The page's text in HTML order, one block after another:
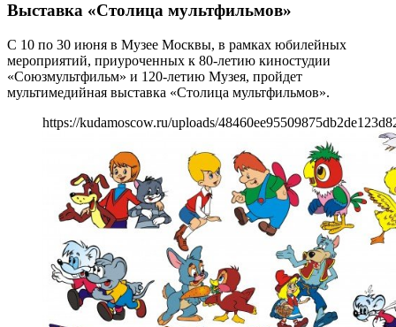
Выставка «Столица мультфильмов»
С 10 по 30 июня в Музее Москвы, в рамках юбилейных
мероприятий, приуроченных к 80-летию киностудии
«Союзмультфильм» и 120-летию Музея, пройдет
мультимедийная выставка «Столица мультфильмов».
https://kudamoscow.ru/uploads/